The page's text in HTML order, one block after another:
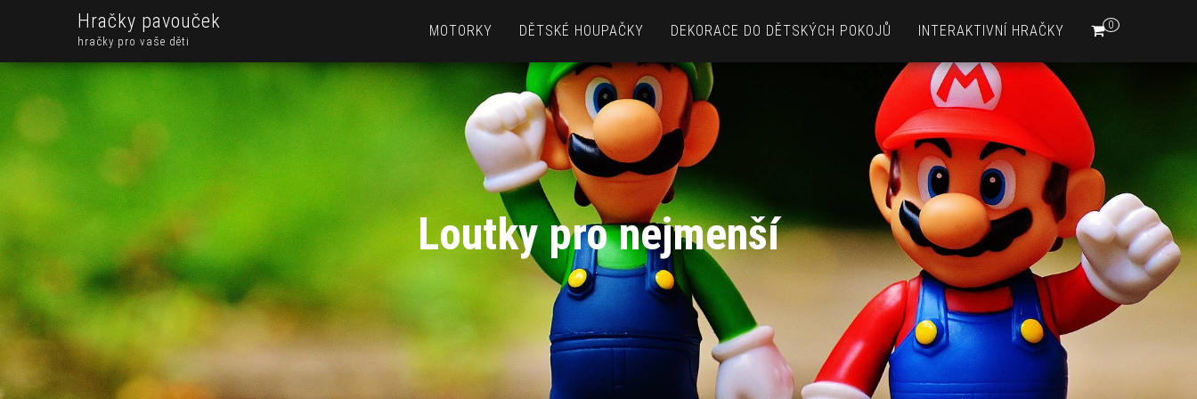
Hračky pavouček
hračky pro vaše děti
0
MOTORKY DĚTSKÉ HOUPAČKY DEKORACE DO DĚTSKÝCH POKOJŮ INTERAKTIVNÍ HRAČKY
Loutky pro nejmenší